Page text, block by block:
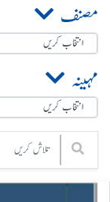
مصنف
مہینہ